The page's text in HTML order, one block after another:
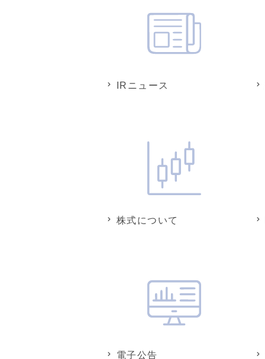
IRニュース
株式について
電子公告